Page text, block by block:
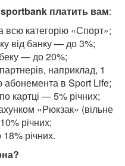
sportbank платить вам:
всю категорію «Спорт»;
від банку — до 3%;
— до 20%;
наприклад, 1
абонемента в Sport Life;
картці — 5% річних;
«Рюкзак» (вільне
річних;
річних.